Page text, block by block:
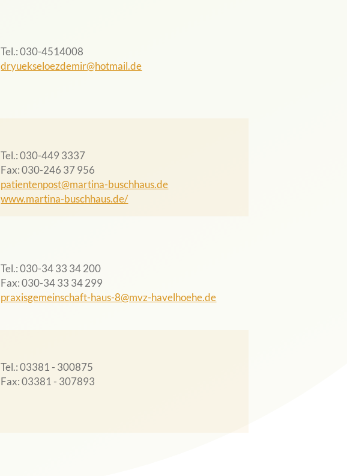
Tel. 030-4514008
dryuekseloezdemir@hotmail.de
Tel. 030-449 3337
Fax 030-246 37 956
patientenpost@martina-buschhaus.de
www.martina-buschhaus.de/
Tel. 030-34 33 34 200
Fax 030-34 33 34 299
praxisgemeinschaft-haus-8@mvz-havelhoehe.de
Tel. 03381 - 300875
Fax 03381 - 307893